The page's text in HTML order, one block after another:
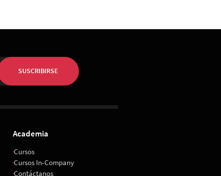
SUSCRIBIRSE
Academia
Cursos
Cursos In-Company
Contáctanos